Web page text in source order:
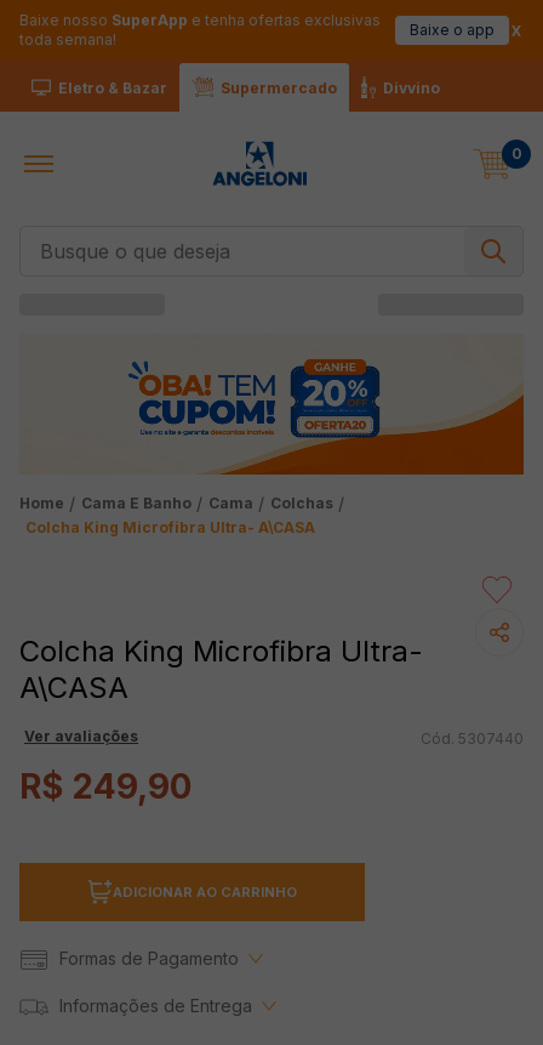
Baixe nosso SuperApp e tenha ofertas exclusivas
toda semana!
Baixe o app
Eletro & Bazar Supermercado Divvino
0
Cama E Banho Cama
Colchas
Colcha King Microfibra Ultra- A\CASA
Colcha King Microfibra Ultra-
A\CASA
Ver avaliações 5307440
R$ 249,90
ADICIONAR AO CARRINHO
Formas de Pagamento
Informações de Entrega